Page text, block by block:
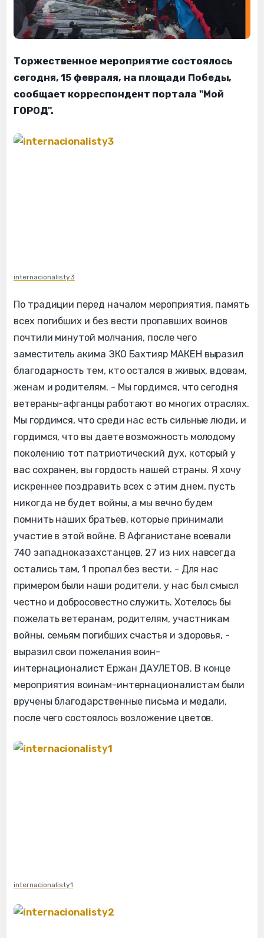
Торжественное мероприятие состоялось
сегодня, 15 февраля, на площади Победы,
сообщает корреспондент портала "Мой
ГОРОД".
internacionalisty3
По традиции перед началом мероприятия, память
всех погибших и без вести пропавших воинов
почтили минутой молчания, после чего
заместитель акима ЗКО Бахтияр МАКЕН выразил
благодарность тем, кто остался в живых, вдовам,
женам и родителям. - Мы гордимся, что сегодня
ветераны-афганцы работают во многих отраслях.
Мы гордимся, что среди нас есть сильные люди, и
гордимся, что вы даете возможность молодому
поколению тот патриотический дух, который у
вас сохранен, вы гордость нашей страны. Я хочу
искреннее поздравить всех с этим днем, пусть
никогда не будет войны, а мы вечно будем
помнить наших братьев, которые принимали
участие в этой войне. В Афганистане воевали
740 западноказахстанцев, 27 из них навсегда
остались там, 1 пропал без вести. - Для нас
примером были наши родители, у нас был смысл
честно и добросовестно служить. Хотелось бы
пожелать ветеранам, родителям, участникам
войны, семьям погибших счастья и здоровья, -
выразил свои пожелания воин-
интернационалист Ержан ДАУЛЕТОВ. В конце
мероприятия воинам-интернационалистам были
вручены благодарственные письма и медали,
после чего состоялось возложение цветов.
internacionalisty1